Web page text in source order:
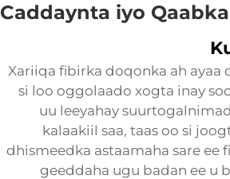
Caddaynta iyo
Xariiqa fibirka doqonka ah ayaa
si loo oggolaado xogta inay
uu leeyahay
kalaakiil saa, taas oo si
dhismeedka astaamaha sare
geeddaha ugu badan ee u